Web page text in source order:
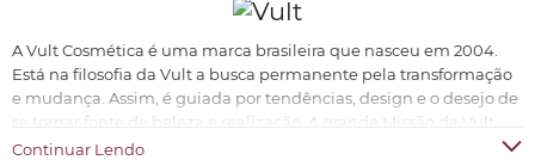
A Vult Cosmética é uma marca brasileira que nasceu em 2004.
Está na filosofia da Vult a busca permanente pela transformação
e mudança. Assim, é guiada por tendências, design e o desejo de
se tornar fonte de beleza e realização. A grande Missão da Vult
Cosmética é oferecer ao universo feminino a possibilidade de ter
Continuar Lendo